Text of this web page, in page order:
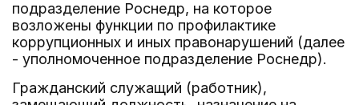
подразделение Роснедр, на которое
возложены функции по профилактике
коррупционных и иных правонарушений (далее
- уполномоченное подразделение Роснедр).
Гражданский служащий (работник),